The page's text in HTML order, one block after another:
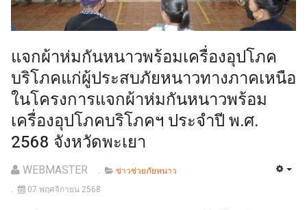
แจกผ้าห่มกันหนาวพร้อมเครื่องอุปโภค
บริโภคแก่ผู้ประสบภัยหนาวทางภาคเหนือ
ในโครงการแจกผ้าห่มกันหนาวพร้อม
เครื่องอุปโภคบริโภคฯ ประจำปี พ.ศ.
2568 จังหวัดพะเยา
WEBMASTER
ข่าวช่วยภัยหนาว
07 พฤศจิกายน 2568